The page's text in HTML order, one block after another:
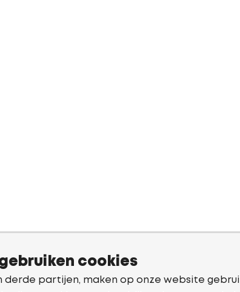
cookies
derde partijen, maken op onze website